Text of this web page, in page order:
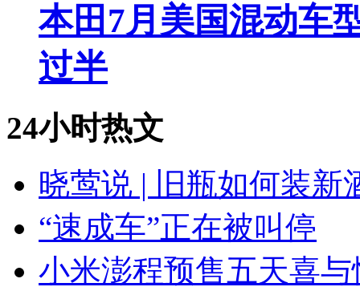
本田7月美国混动车
过半
24小时热文
晓莺说 | 旧瓶如何装新
“速成车”正在被叫停
小米澎程预售五天喜与